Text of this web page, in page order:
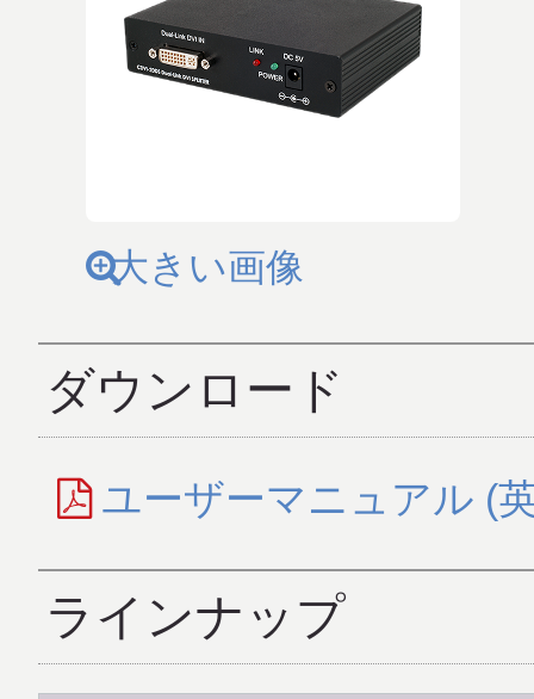
大きい画像
ダウンロード
ユーザーマニュアル (
ラインナップ